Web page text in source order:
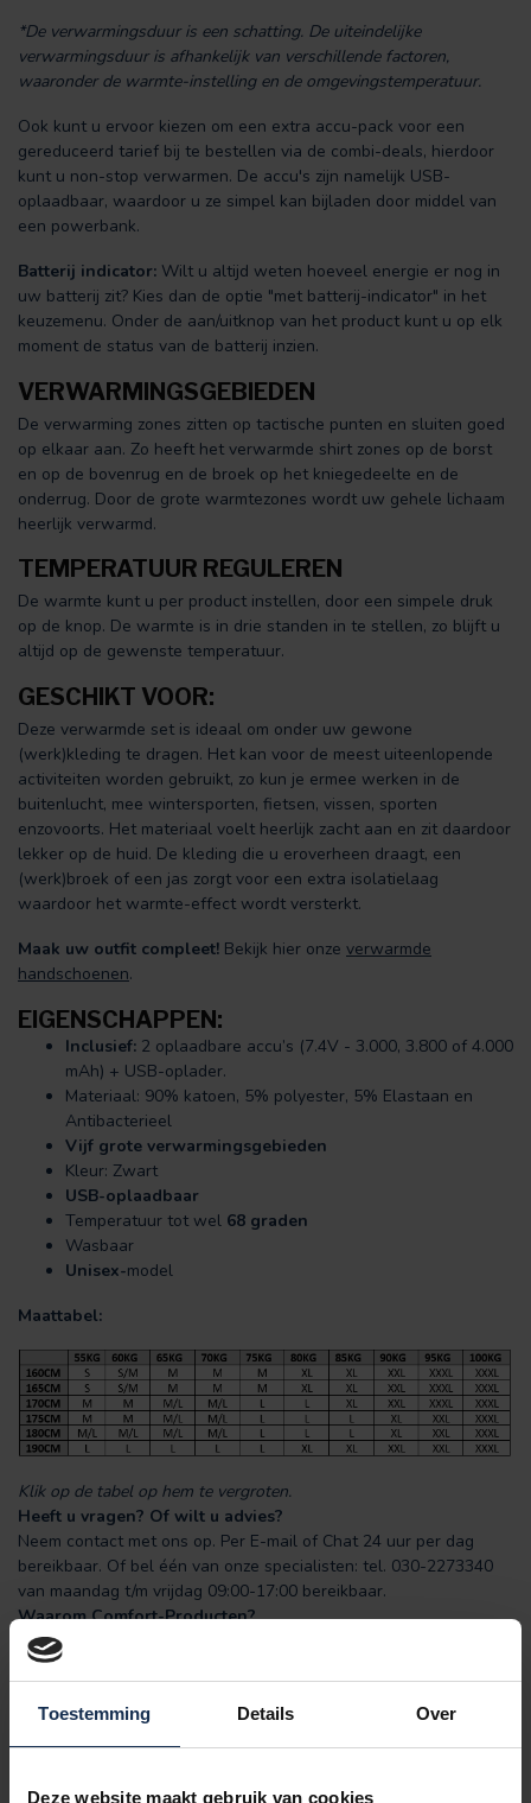
Toestemming Details Over
Deze website maakt gebruik van cookies
*De verwarmingsduur is een schatting. De uiteindelijke
verwarmingsduur is afhankelijk van verschillende factoren,
waaronder de warmte-instelling en de omgevingstemperatuur.
Ook kunt u ervoor kiezen om een extra accu-pack voor een
gereduceerd tarief bij te bestellen via de combi-deals, hierdoor
kunt u non-stop verwarmen. De accu's zijn namelijk USB-
oplaadbaar, waardoor u ze simpel kan bijladen door middel van
een powerbank.
Batterij indicator: Wilt u altijd weten hoeveel energie er nog in
uw batterij zit? Kies dan de optie "met batterij-indicator" in het
keuzemenu. Onder de aan/uitknop van het product kunt u op elk
moment de status van de batterij inzien.
VERWARMINGSGEBIEDEN
De verwarming zones zitten op tactische punten en sluiten goed
op elkaar aan. Zo heeft het verwarmde shirt zones op de borst
en op de bovenrug en de broek op het kniegedeelte en de
onderrug. Door de grote warmtezones wordt uw gehele lichaam
heerlijk verwarmd.
TEMPERATUUR REGULEREN
De warmte kunt u per product instellen, door een simpele druk
op de knop. De warmte is in drie standen in te stellen, zo blijft u
altijd op de gewenste temperatuur.
GESCHIKT VOOR:
Deze verwarmde set is ideaal om onder uw gewone
(werk)kleding te dragen. Het kan voor de meest uiteenlopende
activiteiten worden gebruikt, zo kun je ermee werken in de
buitenlucht, mee wintersporten, fietsen, vissen, sporten
enzovoorts. Het materiaal voelt heerlijk zacht aan en zit daardoor
lekker op de huid. De kleding die u eroverheen draagt, een
(werk)broek of een jas zorgt voor een extra isolatielaag
waardoor het warmte-effect wordt versterkt.
Maak uw outfit compleet! Bekijk hier onze verwarmde
handschoenen.
EIGENSCHAPPEN:
Inclusief: 2 oplaadbare accu’s (7.4V - 3.000, 3.800 of 4.000
mAh) + USB-oplader.
Materiaal: 90% katoen, 5% polyester, 5% Elastaan en
Antibacterieel
Vijf grote verwarmingsgebieden
Kleur: Zwart
USB-oplaadbaar
Temperatuur tot wel 68 graden
Wasbaar
Unisex-model
Maattabel:
Klik op de tabel op hem te vergroten.
Heeft u vragen? Of wilt u advies?
Neem contact met ons op. Per E-mail of Chat 24 uur per dag
bereikbaar. Of bel één van onze specialisten: tel. 030-2273340
van maandag t/m vrijdag 09:00-17:00 bereikbaar.
Waarom Comfort-Producten?
Bij ons staat kwaliteit, deskundigheid en service hoog in het
vaandel. Snelle levertijden, uitstekende klantenservice
Producten uniek. Wat zeggen anderen over ons?